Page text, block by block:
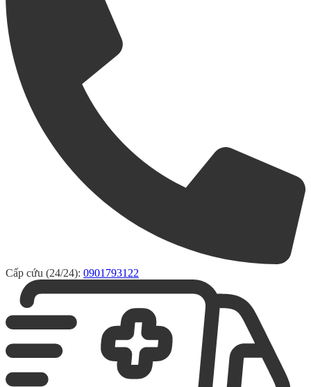
Cấp cứu (24/24): 0901793122